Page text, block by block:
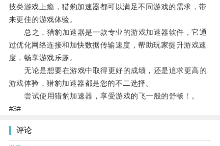
技类游戏上瘾，猎豹加速器都可以满足不同游戏的需求，带
来更佳的游戏体验。
总之，猎豹加速器是一款专业的游戏加速器软件，它通
过优化网络连接和加快数据传输速度，帮助玩家提升游戏速
度，畅享游戏乐趣。
无论是想要在游戏中取得更好的成绩，还是追求更高的
游戏体验，猎豹加速器都是您的不二选择。
尝试使用猎豹加速器，享受游戏的飞一般的舒畅！。
#3#
评论